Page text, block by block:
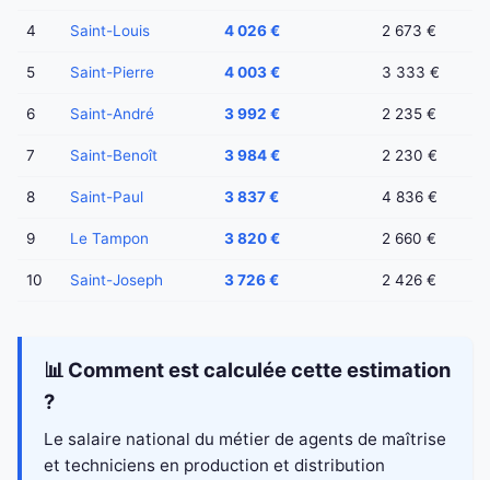
4 Saint-Louis 4 026 € 2 673 €
5 Saint-Pierre 4 003 € 3 333 €
6 Saint-André 3 992 € 2 235 €
7 Saint-Benoît 3 984 € 2 230 €
8 Saint-Paul 3 837 € 4 836 €
9 Le Tampon 3 820 € 2 660 €
10 Saint-Joseph 3 726 € 2 426 €
📊 Comment est calculée cette estimation
?
Le salaire national du métier de agents de maîtrise
et techniciens en production et distribution